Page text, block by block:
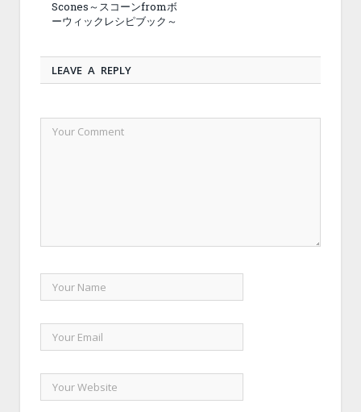
Scones～スコーンfromボ
ーウィックレシピブック～
LEAVE A REPLY